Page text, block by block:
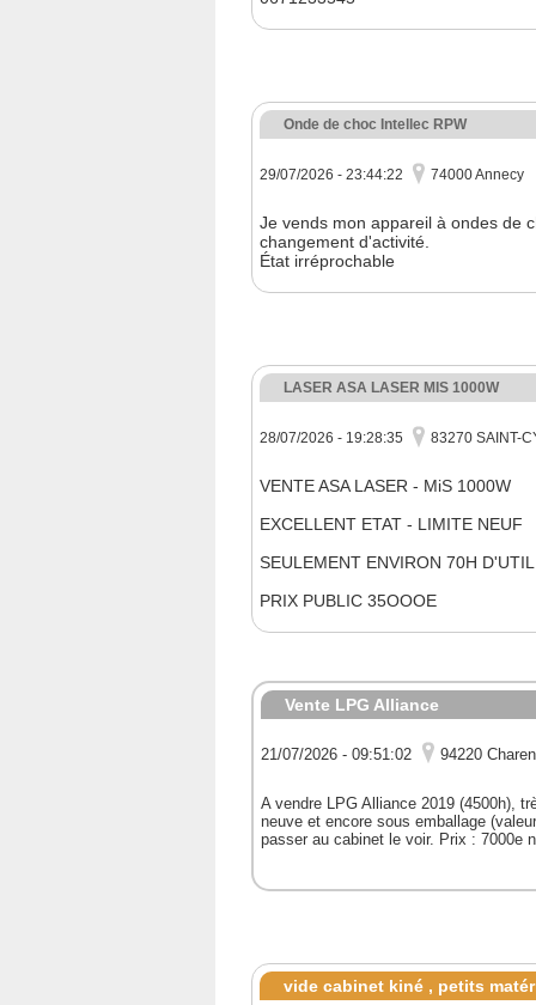
Onde de choc Intellec RPW
29/07/2026 - 23:44:22 74000 Annecy
Je vends mon appareil à ondes de
changement d'activité.
État irréprochable
LASER ASA LASER MIS 1000W
28/07/2026 - 19:28:35 83270 SAINT-
VENTE ASA LASER - MiS 1000W
EXCELLENT ETAT - LIMITE NEUF
SEULEMENT ENVIRON 70H
PRIX PUBLIC 35OOOE
Vente LPG Alliance
21/07/2026 - 09:51:02 94220
A vendre LPG Alliance 2019 (4500h),
neuve et encore sous emballage
passer au cabinet le voir. Prix : 7000e
vide cabinet kiné , petits